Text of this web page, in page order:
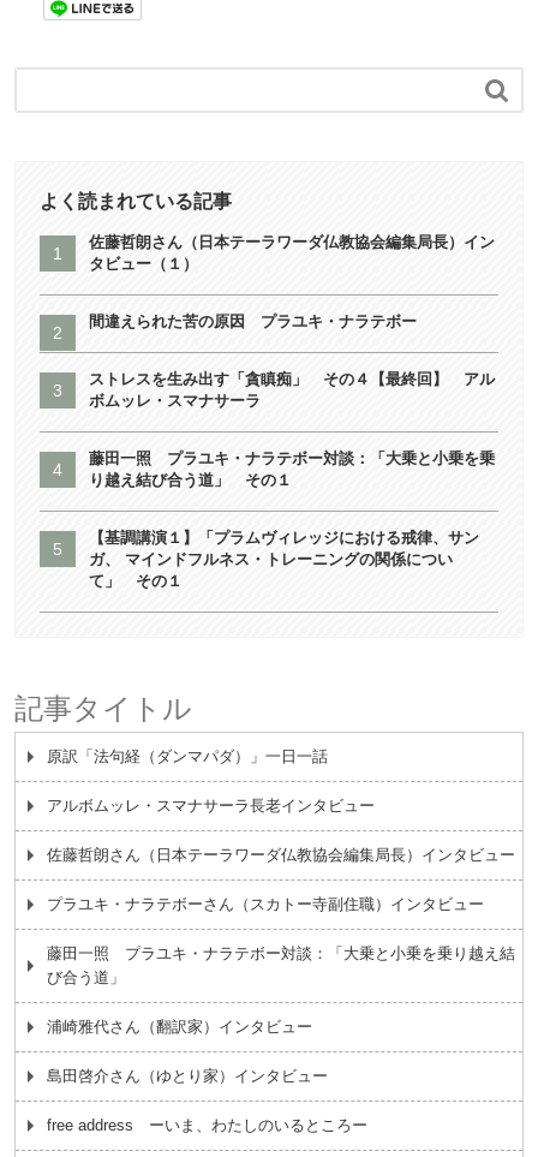

よく読まれている記事
佐藤哲朗さん（日本テーラワーダ仏教協会編集局長）イン
タビュー（１）
間違えられた苦の原因 プラユキ・ナラテボー
ストレスを生み出す「貪瞋痴」 その４【最終回】 アル
ボムッレ・スマナサーラ
藤田一照 プラユキ・ナラテボー対談：「大乗と小乗を乗
り越え結び合う道」 その１
【基調講演１】「プラムヴィレッジにおける戒律、サン
ガ、 マインドフルネス・トレーニングの関係につい
て」 その１
記事タイトル
原訳「法句経（ダンマパダ）」一日一話
アルボムッレ・スマナサーラ長老インタビュー
佐藤哲朗さん（日本テーラワーダ仏教協会編集局長）インタビュー
プラユキ・ナラテボーさん（スカトー寺副住職）インタビュー
藤田一照 プラユキ・ナラテボー対談：「大乗と小乗を乗り越え結
び合う道」
浦崎雅代さん（翻訳家）インタビュー
島田啓介さん（ゆとり家）インタビュー
free address ーいま、わたしのいるところー